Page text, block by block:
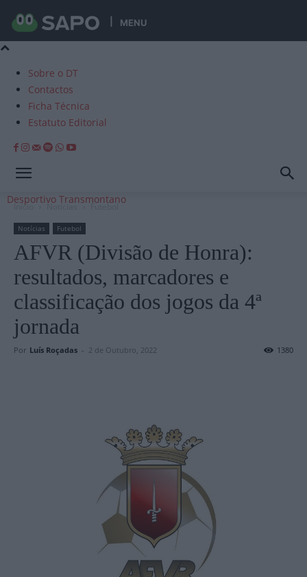
MENU
Sobre o DT
Contactos
Ficha Técnica
Estatuto Editorial
Desportivo Transmontano
Início Notícias Futebol
Notícias Futebol
AFVR (Divisão de Honra):
resultados, marcadores e
classificação dos jogos da 4ª
jornada
Por Luís Roçadas - 2 de Outubro, 2022 1380